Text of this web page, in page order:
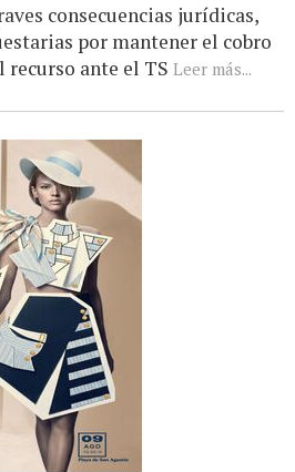
consecuencias jurídicas,
por mantener el cobro
ante el TS Leer más...